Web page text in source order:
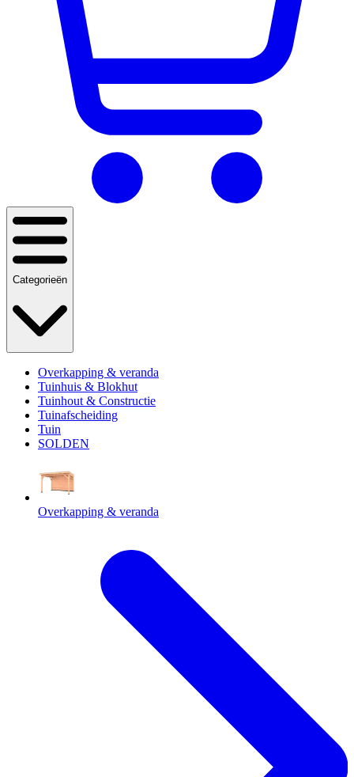
Categorieën
Overkapping & veranda
Tuinhuis & Blokhut
Tuinhout & Constructie
Tuinafscheiding
Tuin
SOLDEN
Overkapping & veranda